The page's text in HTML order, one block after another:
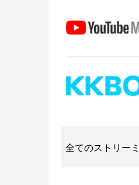
全てのストリー